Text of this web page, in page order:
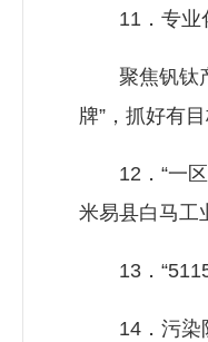
11．专业化
聚焦钒钛产
牌”，抓好有
12．“一区
米易县白马工
13．“5115”
14．污染防